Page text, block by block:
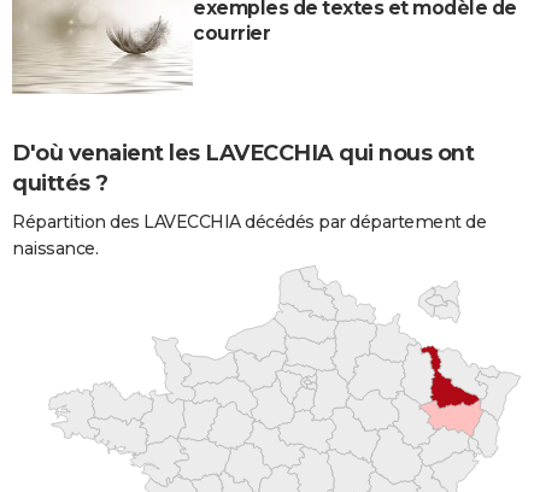
exemples de textes et modèle de
courrier
D'où venaient les LAVECCHIA qui nous ont
quittés ?
Répartition des LAVECCHIA décédés par département de
naissance.